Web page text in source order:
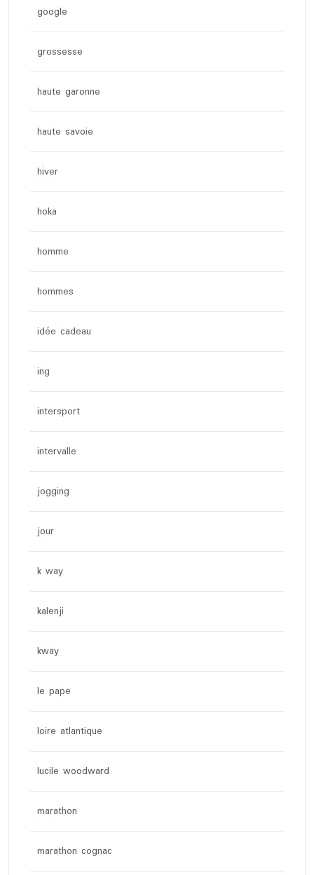
google
grossesse
haute garonne
haute savoie
hiver
hoka
homme
hommes
idée cadeau
ing
intersport
intervalle
jogging
jour
k way
kalenji
kway
le pape
loire atlantique
lucile woodward
marathon
marathon cognac